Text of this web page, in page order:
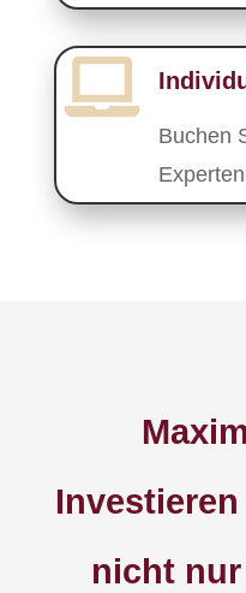

Buchen
nicht